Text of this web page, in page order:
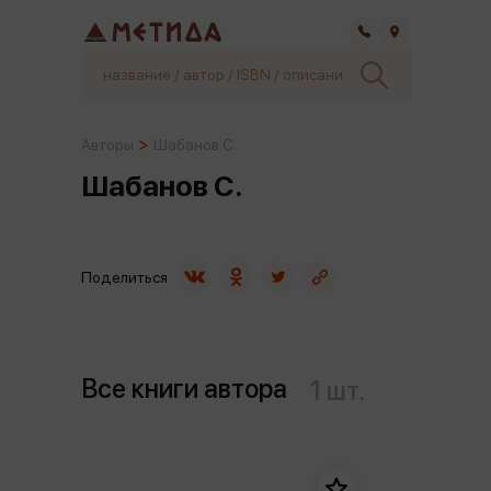
Шабанов С.
Все книги автора
Поделиться